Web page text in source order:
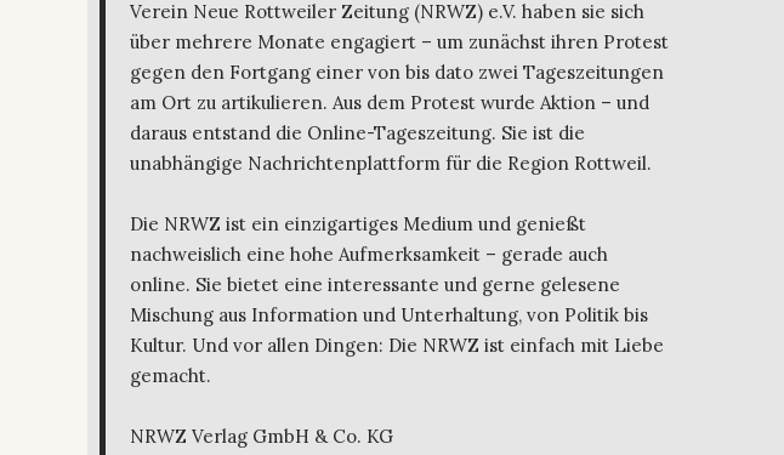
Verein Neue Rottweiler Zeitung (NRWZ) e.V. haben sie sich
über mehrere Monate engagiert – um zunächst ihren Protest
gegen den Fortgang einer von bis dato zwei Tageszeitungen
am Ort zu artikulieren. Aus dem Protest wurde Aktion – und
daraus entstand die Online-Tageszeitung. Sie ist die
unabhängige Nachrichtenplattform für die Region Rottweil.
Die NRWZ ist ein einzigartiges Medium und genießt
nachweislich eine hohe Aufmerksamkeit – gerade auch
online. Sie bietet eine interessante und gerne gelesene
Mischung aus Information und Unterhaltung, von Politik bis
Kultur. Und vor allen Dingen: Die NRWZ ist einfach mit Liebe
gemacht.
NRWZ Verlag GmbH & Co. KG